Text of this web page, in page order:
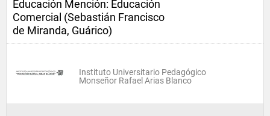
Educación Mención: Educación
Comercial (Sebastián Francisco
de Miranda, Guárico)
Instituto Universitario Pedagógico
Monseñor Rafael Arias Blanco